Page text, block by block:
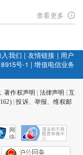
查看更多
入我们 | 友情链接 | 用户
号-1 |增值电信业务
.著作权声明 法律声明
互
|投诉、举报、维权邮
网
络
会